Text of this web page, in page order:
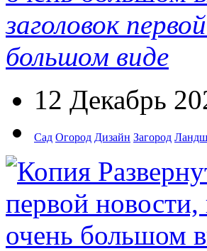
заголовок
большом виде
12 Декабрь
Сад Огород Дизайн Загород